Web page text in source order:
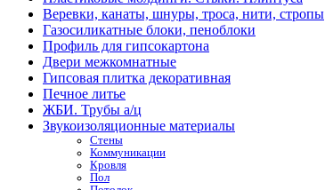
Веревки, канаты, шнуры, троса, нити, стропы
Газосиликатные блоки, пеноблоки
Профиль для гипсокартона
Двери межкомнатные
Гипсовая плитка декоративная
Печное литье
ЖБИ. Трубы а/ц
Звукоизоляционные материалы
Стены
Коммуникации
Кровля
Пол